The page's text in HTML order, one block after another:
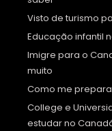
Visto de turismo
Educação infantil
Imigre para o
muito
Como me
College e
estudar no